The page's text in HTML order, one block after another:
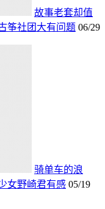
故事老套却值
筝社团大有问题 06/29
骑单车的浪
女野崎君有感 05/19